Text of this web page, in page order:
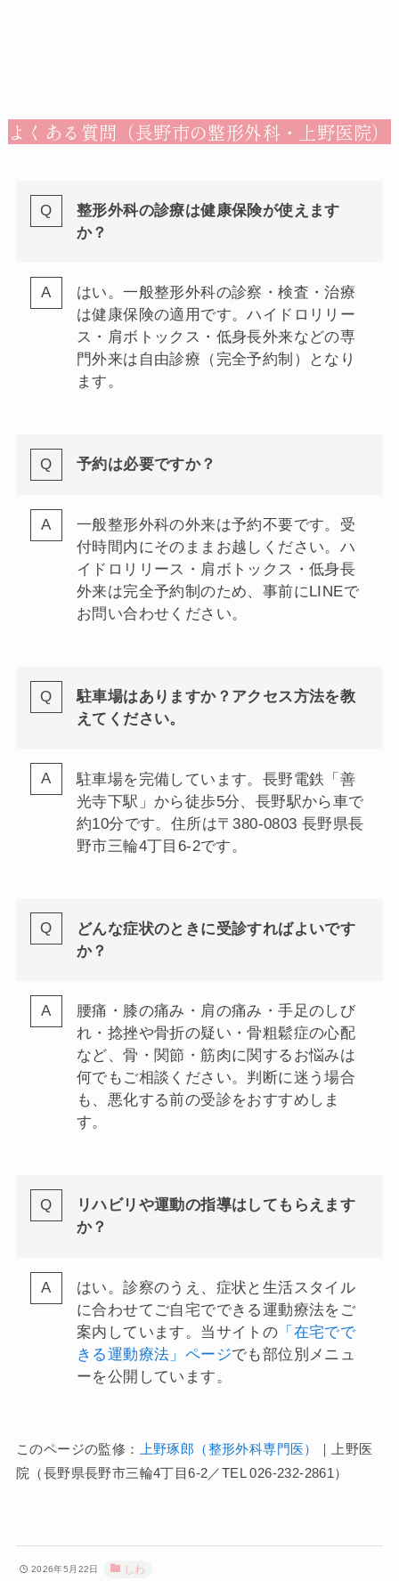
よくある質問（長野市の整形外科・上野医院）
整形外科の診療は健康保険が使えます
か？
はい。一般整形外科の診察・検査・治療
は健康保険の適用です。ハイドロリリー
ス・肩ボトックス・低身長外来などの専
門外来は自由診療（完全予約制）となり
ます。
予約は必要ですか？
一般整形外科の外来は予約不要です。受
付時間内にそのままお越しください。ハ
イドロリリース・肩ボトックス・低身長
外来は完全予約制のため、事前にLINEで
お問い合わせください。
駐車場はありますか？アクセス方法を教
えてください。
駐車場を完備しています。長野電鉄「善
光寺下駅」から徒歩5分、長野駅から車で
約10分です。住所は〒380-0803 長野県長
野市三輪4丁目6-2です。
どんな症状のときに受診すればよいです
か？
腰痛・膝の痛み・肩の痛み・手足のしび
れ・捻挫や骨折の疑い・骨粗鬆症の心配
など、骨・関節・筋肉に関するお悩みは
何でもご相談ください。判断に迷う場合
も、悪化する前の受診をおすすめしま
す。
リハビリや運動の指導はしてもらえます
か？
はい。診察のうえ、症状と生活スタイル
に合わせてご自宅でできる運動療法をご
案内しています。当サイトの 「在宅でで
きる運動療法」ページでも部位別メニュ
ーを公開しています。
このページの監修： 上野琢郎（整形外科専門医）
｜上野医
院（長野県長野市三輪4丁目6-2／TEL 026-232-2861）
2026年5月22日 しわ